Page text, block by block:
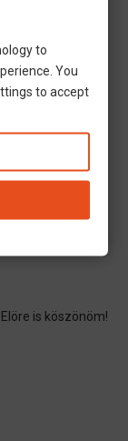
is köszönöm!
to
You
to accept